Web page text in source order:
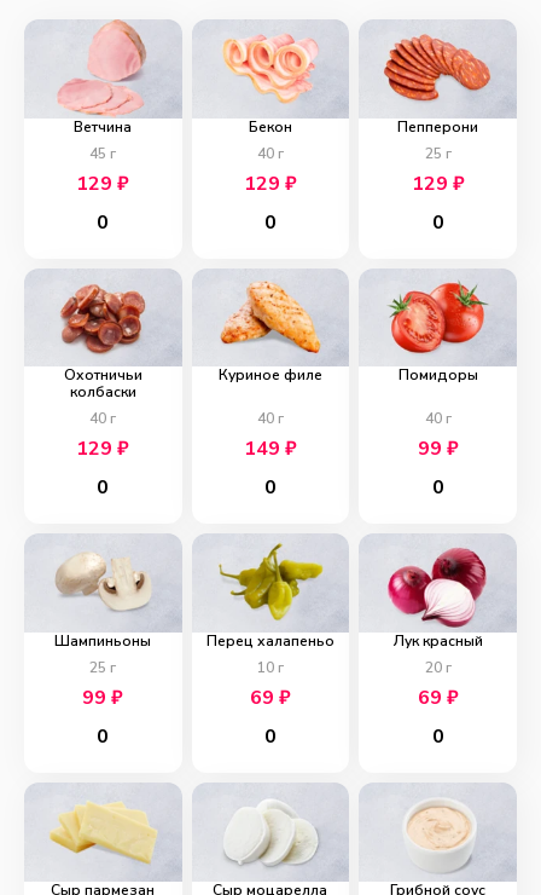
Ветчина
45 г
129₽
0
Бекон
40г
129 ₽
0
Пепперони
25 г
129 ₽
0
Охотничьи
колбаски
40 г
129₽
0
Куриное филе
40г
149 ₽
0
Помидоры
40г
99 ₽
0
Шампиньоны
25 г
99₽
0
Перец халапеньо
10г
69 ₽
0
Лук красный
20г
69 ₽
0
Сыр пармезан
Сыр моцарелла
Грибной соус